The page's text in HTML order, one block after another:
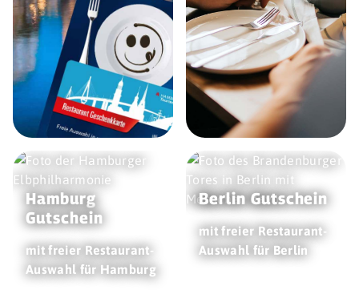
Hamburg
Gutschein
mit freier Restaurant-
Auswahl für Hamburg
Berlin Gutschein
mit freier Restaurant-
Auswahl für Berlin